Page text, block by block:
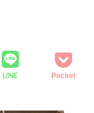
LINE Pocket